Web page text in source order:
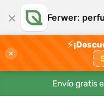
× Ferwer:
×
⚡
Envío gratis